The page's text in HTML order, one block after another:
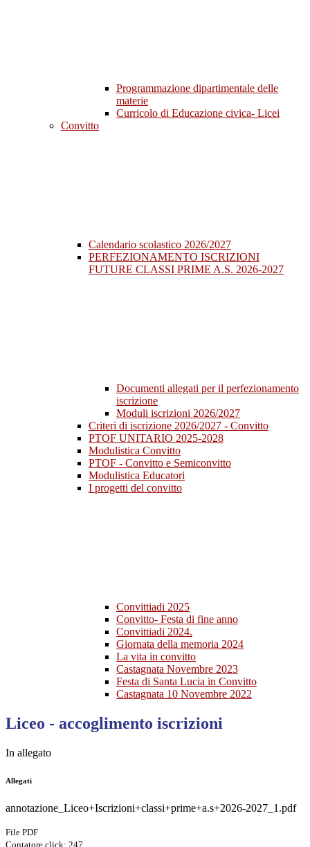
Programmazione dipartimentale delle
materie
Curricolo di Educazione civica- Licei
Convitto
Calendario scolastico 2026/2027
PERFEZIONAMENTO ISCRIZIONI
FUTURE CLASSI PRIME A.S. 2026-2027
Documenti allegati per il perfezionamento
iscrizione
Moduli iscrizioni 2026/2027
Criteri di iscrizione 2026/2027 - Convitto
PTOF UNITARIO 2025-2028
Modulistica Convitto
PTOF - Convitto e Semiconvitto
Modulistica Educatori
I progetti del convitto
Convittiadi 2025
Convitto- Festa di fine anno
Convittiadi 2024.
Giornata della memoria 2024
La vita in convitto
Castagnata Novembre 2023
Festa di Santa Lucia in Convitto
Castagnata 10 Novembre 2022
Liceo - accoglimento iscrizioni
In allegato
Allegati
annotazione_Liceo+Iscrizioni+classi+prime+a.s+2026-2027_1.pdf
File PDF
Contatore click: 247